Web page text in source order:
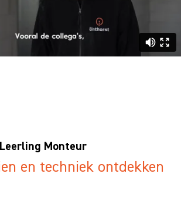
Monteur
en techniek ontdekken